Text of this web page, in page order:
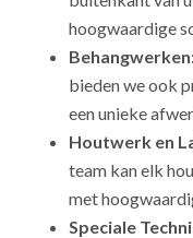
hoogwaardige
bieden we ook
een unieke
Houtwerk en
team kan elk
met
Speciale